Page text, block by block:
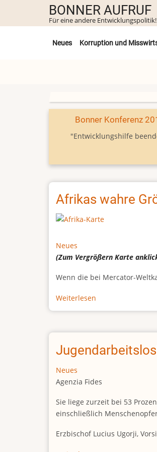
Inhalt
BONNER AUFRUF
Für eine andere Entwicklungspolitik!
Untermenü
Neues Korruption und
Bonner Konferenz
"Entwicklungshilfe
Afrikas wahre
Neues
(Zum VergrößernKarte
Wenn die bei Mercator-
Weiterlesen
Afrikas
Größe
Neues
Agenzia Fides
Sie liege zurzeit bei 53
einschließlich
Erzbischof Lucius Ugorji,